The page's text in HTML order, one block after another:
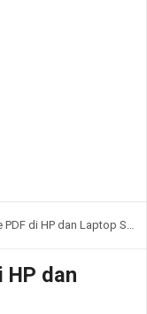
HP dan Laptop Sesuai Keinginan
HP dan